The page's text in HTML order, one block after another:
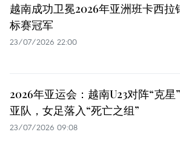
越南成功卫冕2026年亚洲班卡西拉
标赛冠军
23/07/2026 22:00
2026年亚运会：越南U23对阵“克星
亚队，女足落入“死亡之组”
23/07/2026 09:08